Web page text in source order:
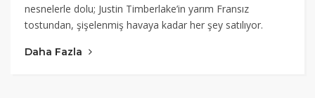
nesnelerle dolu; Justin Timberlake’in yarım Fransız
tostundan, şişelenmiş havaya kadar her şey satılıyor.
Daha Fazla